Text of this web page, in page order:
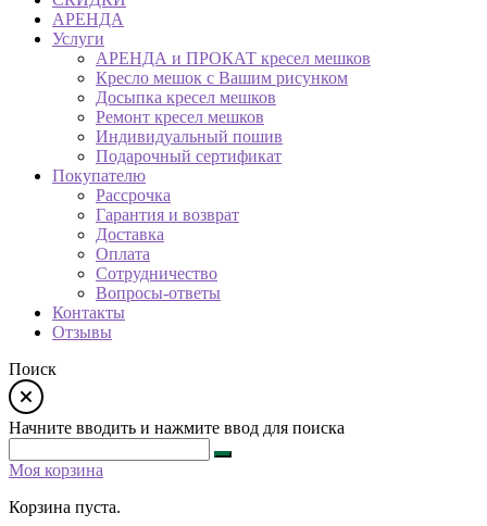
АРЕНДА
Услуги
АРЕНДА и ПРОКАТ кресел мешков
Кресло мешок с Вашим рисунком
Досыпка кресел мешков
Ремонт кресел мешков
Индивидуальный пошив
Подарочный сертификат
Покупателю
Рассрочка
Гарантия и возврат
Доставка
Оплата
Сотрудничество
Вопросы-ответы
Контакты
Отзывы
Поиск
Начните вводить и нажмите ввод для поиска
Моя корзина
Корзина пуста.